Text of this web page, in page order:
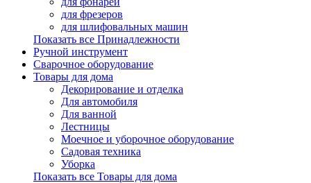
для фрезеров
для шлифовальных машин
Показать все Принадлежности
Ручной инструмент
Сварочное оборудование
Товары для дома
Декорирование и отделка
Для автомобиля
Для ванной
Лестницы
Моечное и уборочное оборудование
Садовая техника
Уборка
Показать все Товары для дома